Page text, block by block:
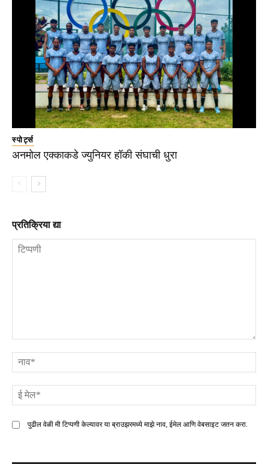
स्पोर्ट्स
अनमोल एक्काकडे ज्युनियर हॉकी संघाची धुरा
प्रतिक्रिया द्या
पुढील वेळी मी टिप्पणी केल्यावर या ब्राउझरमध्ये माझे नाव, ईमेल आणि वेबसाइट जतन करा.